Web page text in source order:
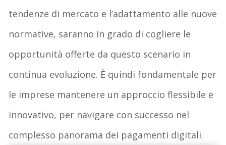
tendenze di mercato e l’adattamento alle nuove
normative, saranno in grado di cogliere le
opportunità offerte da questo scenario in
continua evoluzione. È quindi fondamentale per
le imprese mantenere un approccio flessibile e
innovativo, per navigare con successo nel
complesso panorama dei pagamenti digitali.